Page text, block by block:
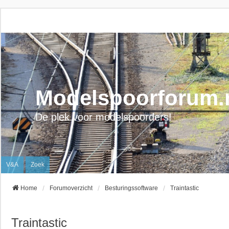
De plek voor modelspoorders!
V&A Zoek
Home Forumoverzicht Besturingssoftware Traintastic
Traintastic